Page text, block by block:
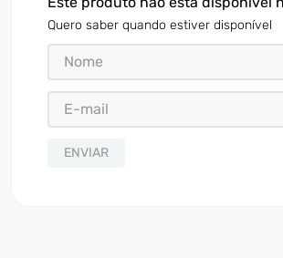
Quero saber quando estiver disponível
ENVIAR